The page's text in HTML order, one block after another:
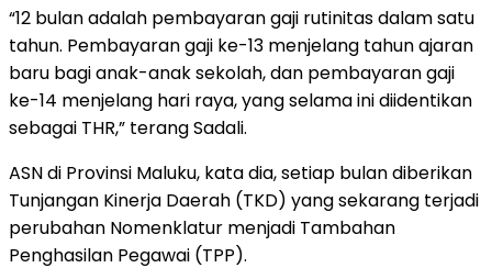
“12 bulan adalah pembayaran gaji rutinitas dalam satu
tahun. Pembayaran gaji ke-13 menjelang tahun ajaran
baru bagi anak-anak sekolah, dan pembayaran gaji
ke-14 menjelang hari raya, yang selama ini diidentikan
sebagai THR,” terang Sadali.
ASN di Provinsi Maluku, kata dia, setiap bulan diberikan
Tunjangan Kinerja Daerah (TKD) yang sekarang terjadi
perubahan Nomenklatur menjadi Tambahan
Penghasilan Pegawai (TPP).